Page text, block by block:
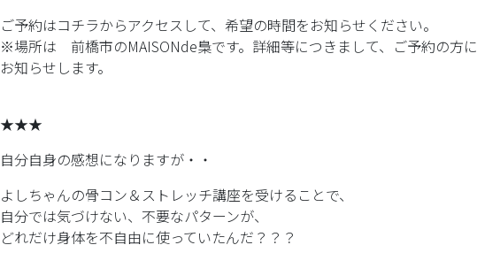
ご予約はコチラからアクセスして、希望の時間をお知らせください。
※場所は 前橋市のMAISONde梟です。詳細等につきまして、ご予約の方に
お知らせします。
★★★
自分自身の感想になりますが・・
よしちゃんの骨コン＆ストレッチ講座を受けることで、
自分では気づけない、不要なパターンが、
どれだけ身体を不自由に使っていたんだ？？？